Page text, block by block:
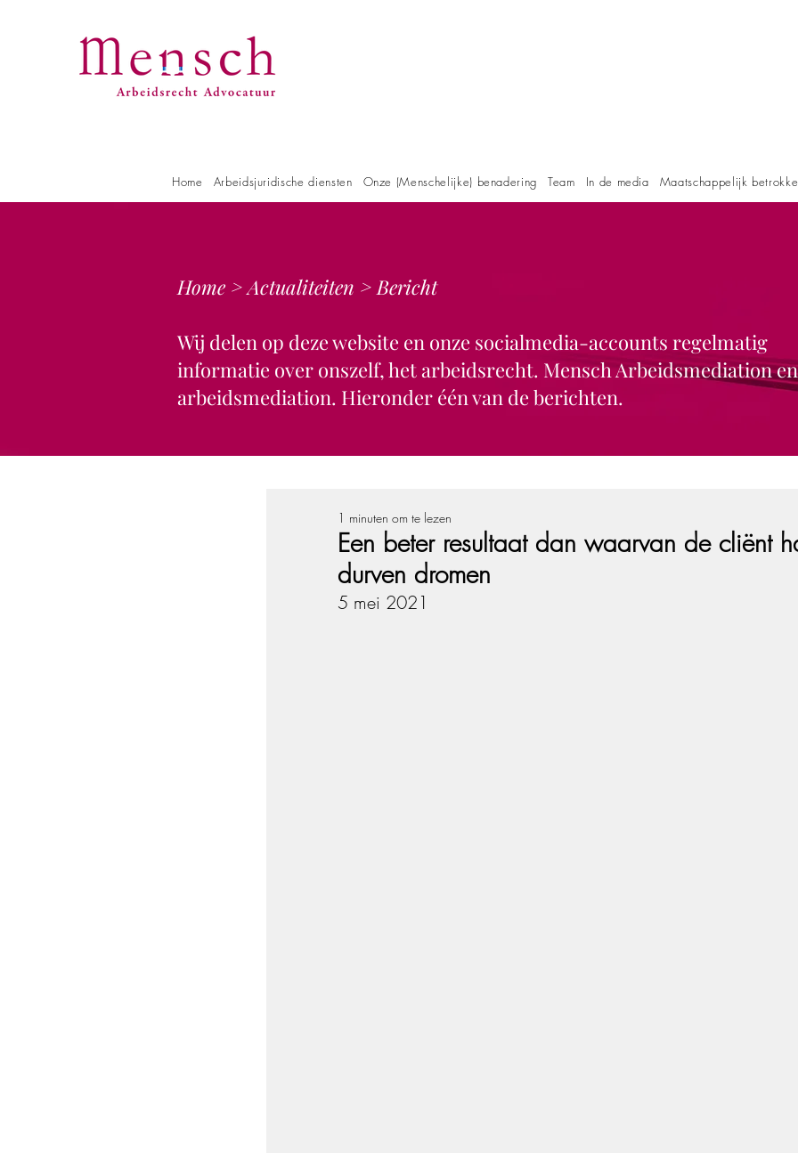
Home Arbeidsjuridische diensten Onze (Menschelijke) benadering Team In de media Maatschappelijk
Home >Actualiteiten > Bericht
Wij delen op deze website en onze socialmedia-accounts regelmatig
informatie over onszelf, het arbeidsrecht. Mensch Arbeidsmediation en
arbeidsmediation. Hieronder één van de berichten.
Een beter resultaat dan waarvan de cliënt
durven dromen
1 minuten om te lezen
5 mei 2021